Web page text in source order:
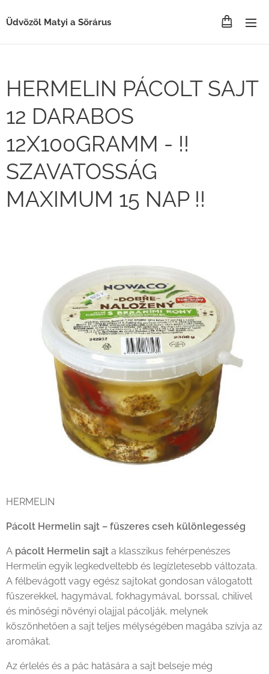
Üdvözöl Matyi a Sörárus
HERMELIN PÁCOLT SAJT
12 DARABOS
12X100GRAMM - !!
SZAVATOSSÁG
MAXIMUM 15 NAP !!
HERMELIN
Pácolt Hermelin sajt – fűszeres cseh különlegesség
A pácolt Hermelin sajt a klasszikus fehérpenészes
Hermelin egyik legkedveltebb és legízletesebb változata.
A félbevágott vagy egész sajtokat gondosan válogatott
fűszerekkel, hagymával, fokhagymával, borssal, chilivel
és minőségi növényi olajjal pácolják, melynek
köszönhetően a sajt teljes mélységében magába szívja az
aromákat.
Az érlelés és a pác hatására a sajt belseje még